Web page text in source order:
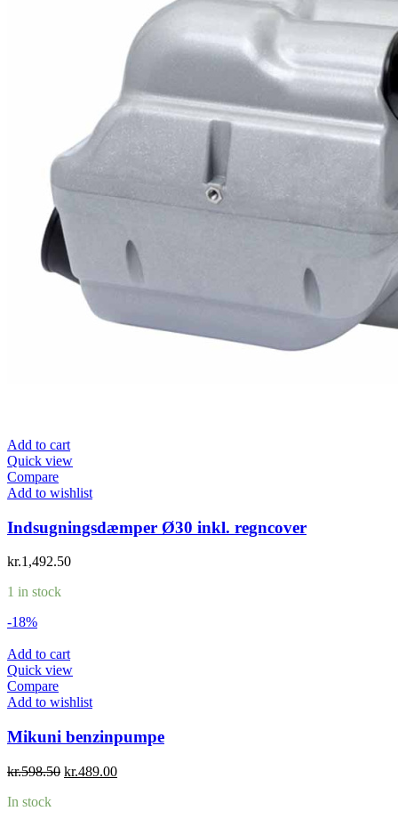
Add to cart
Quick view
Compare
Add to wishlist
Indsugningsdæmper Ø30 inkl. regncover
kr.1,492.50
1 in stock
-18%
Add to cart
Quick view
Compare
Add to wishlist
Mikuni benzinpumpe
kr.598.50 Original
kr.489.00Current
In stock